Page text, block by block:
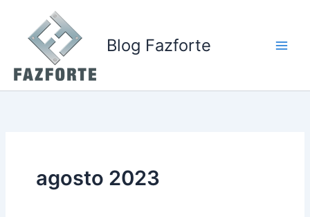
conteúdo
Blog Fazforte
agosto 2023